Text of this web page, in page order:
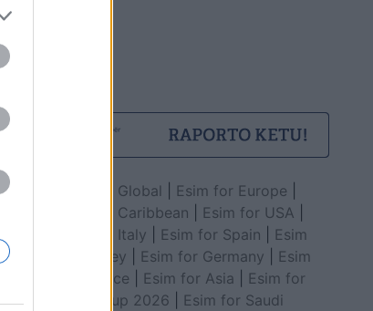
Esim for Global Esim for Europe
Esim for Caribbean
Esim for USA
Esim for Italy
Esim for Spain
Esim
for Turkey
Esim for Germany
Esim
for Greece
Esim for Asia
Esim for
World Cup 2026
Esim for Saudi